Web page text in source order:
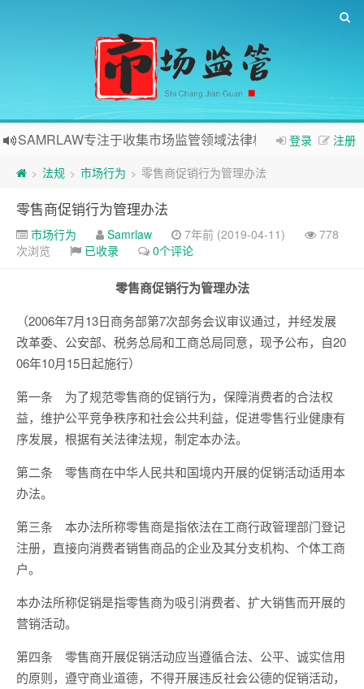
登录 注册
SAMRLAW专注于收集市场监管领域法律相关内容
> 法规 > 市场行为 > 零售商促销行为管理办法
零售商促销行为管理办法
市场行为 Samrlaw 7年前 (2019-04-11)
778
次浏览
已收录 0个评论
零售商促销行为管理办法
（2006年7月13日商务部第7次部务会议审议通过，并经发展
改革委、公安部、税务总局和工商总局同意，现予公布，自20
06年10月15日起施行）
第一条 为了规范零售商的促销行为，保障消费者的合法权
益，维护公平竞争秩序和社会公共利益，促进零售行业健康有
序发展，根据有关法律法规，制定本办法。
第二条 零售商在中华人民共和国境内开展的促销活动适用本
办法。
第三条 本办法所称零售商是指依法在工商行政管理部门登记
注册，直接向消费者销售商品的企业及其分支机构、个体工商
户。
本办法所称促销是指零售商为吸引消费者、扩大销售而开展的
营销活动。
第四条 零售商开展促销活动应当遵循合法、公平、诚实信用
的原则，遵守商业道德，不得开展违反社会公德的促销活动，